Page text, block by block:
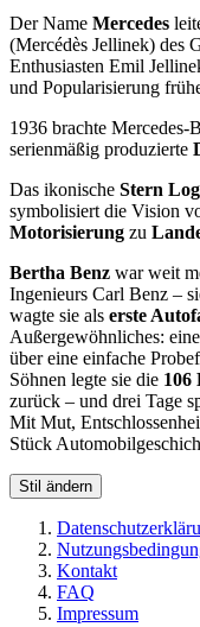
Der Name Mercedes
(Mercédès Jellinek) des
Enthusiasten Emil
und Popularisierung
1936 brachte Mercedes-
serienmäßig produzierte
Das ikonische Stern
symbolisiert die Vision
Motorisierung zu
Bertha Benz war weit
Ingenieurs Carl Benz –
wagte sie als erste
Außergewöhnliches:
über eine einfache
Söhnen legte sie die 106
zurück – und drei Tage
Mit Mut,
Stück
Stil ändern
Kontakt
FAQ
Impressum